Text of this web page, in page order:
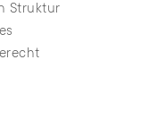
Struktur